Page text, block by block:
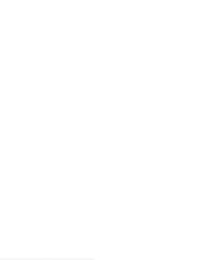
nábytku patří mezi
Pokud totiž začnete
jak vybrat jídelní